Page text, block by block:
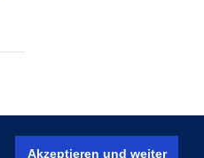
Akzeptieren und weiter